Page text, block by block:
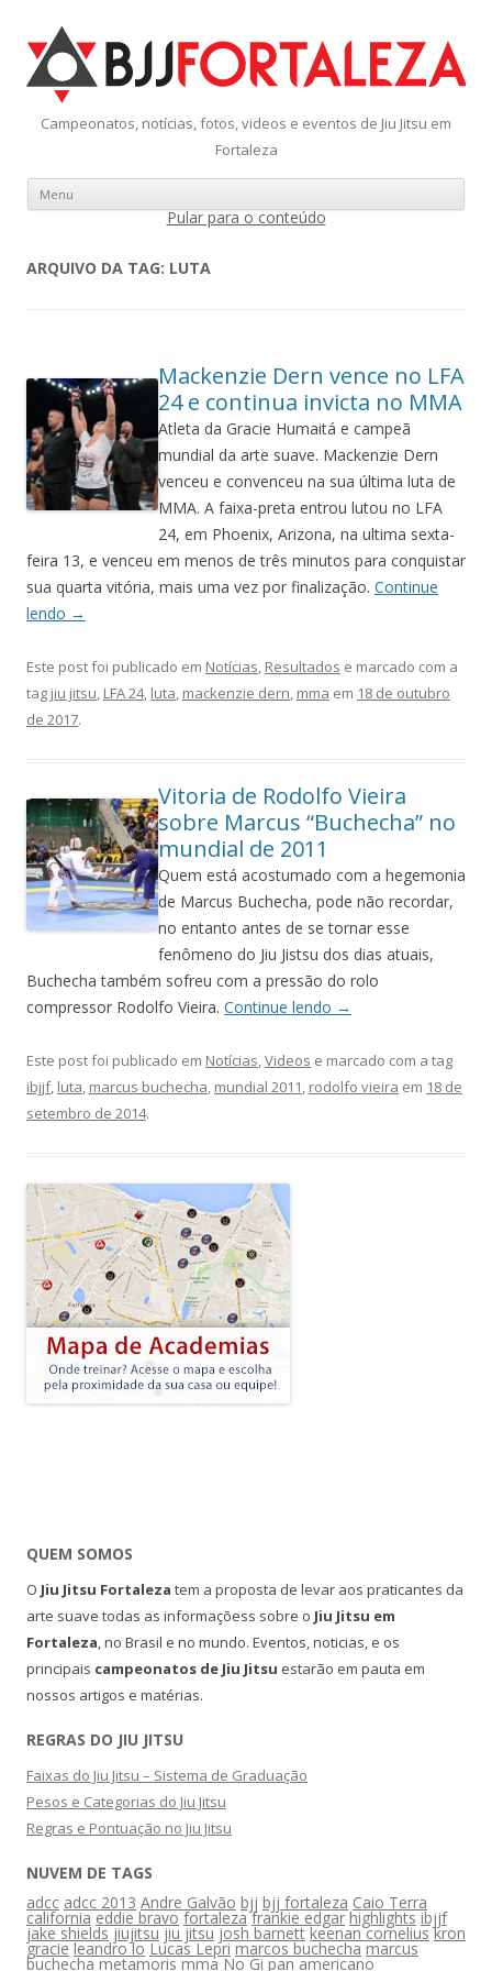
Campeonatos, notícias, fotos, videos e eventos de Jiu Jitsu em
Fortaleza
Menu
Pular para o conteúdo
ARQUIVO DA TAG: LUTA
Mackenzie Dern vence no LFA
24 e continua invicta no MMA
Atleta da Gracie Humaitá e campeã
mundial da arte suave. Mackenzie Dern
venceu e convenceu na sua última luta de
MMA. A faixa-preta entrou lutou no LFA
24, em Phoenix, Arizona, na ultima sexta-
feira 13, e venceu em menos de três minutos para conquistar
sua quarta vitória, mais uma vez por finalização. Continue
lendo →
Este post foi publicado em Notícias, Resultados e marcado com a
tag jiu jitsu, LFA 24, luta, mackenzie dern, mma em 18 de outubro
de 2017.
Vitoria de Rodolfo Vieira
sobre Marcus “Buchecha” no
mundial de 2011
Quem está acostumado com a hegemonia
de Marcus Buchecha, pode não recordar,
no entanto antes de se tornar esse
fenômeno do Jiu Jistsu dos dias atuais,
Buchecha também sofreu com a pressão do rolo
compressor Rodolfo Vieira. Continue lendo →
Este post foi publicado em Notícias Videos e marcado com a tag
ibjjf, luta marcus buchecha mundial 2011 rodolfo vieira em 18 de
setembro de 2014.
QUEM SOMOS
O Jiu Jitsu Fortaleza tem a proposta de levar aos praticantes da
arte suave todas as informaçõess sobre o Jiu Jitsu em
Fortaleza , no Brasil e no mundo. Eventos, noticias, e os
principais campeonatos de Jiu Jitsu estarão em pauta em
nossos artigos e matérias.
REGRAS DO JIU JITSU
Faixas do Jiu Jitsu – Sistema de Graduação
Pesos e Categorias do Jiu Jitsu
Regras e Pontuação no Jiu Jitsu
NUVEM DE TAGS
adcc adcc 2013 Andre Galvão bjj bjj fortaleza Caio Terra
california eddie bravo fortaleza frankie edgar highlights ibjjf
jake shields jiujitsu jiu jitsu josh barnett keenan cornelius kron
gracie leandro lo Lucas Lepri marcos buchecha marcus
buchecha metamoris mma No Gi pan americano